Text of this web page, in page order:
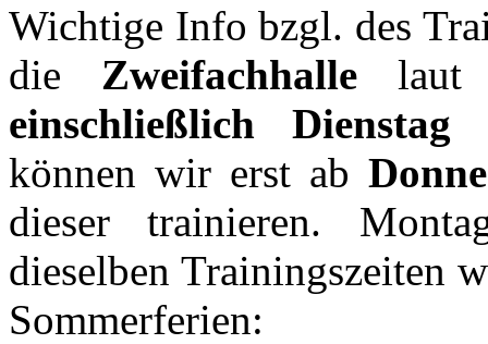
Wichtige Info bzgl. des
die Zweifachhallelaut
einschließlich
können wir erst ab
dieser trainieren.
dieselben Trainingszeiten
Sommerferien: